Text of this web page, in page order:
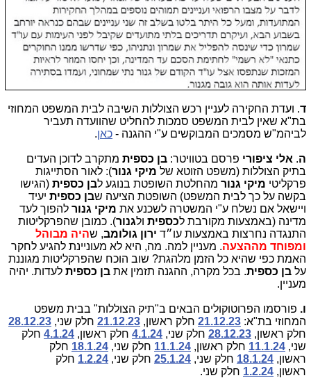
ד. ועדת החקירה לעניין רכש הצוללות השיבה לבית המשפט המחוזי
בת"א שאין לבית המשפט סמכות להחליט שהוועדה תעביר
לביהמ"ש מסמכים המבוקשים ע"י ההגנה - כאן.
ה. אלי ציפורי פרסם בטוויטר: בן כספית מתקרב לדוכן העדים
בתיק הצוללות (משפט הזוטא של מיקי גנור): לאור הסתייגות
פרקליטי מיקי גנור מהחלטת השופטת בנוגע לבן כספית (הגישו
בקשה על כך לבית המשפט) השופטת הציעה שבן כספית יעיד
ויישאל אם נשלח ע"י המשטרה לשכנע את מיקי גנור להפוך לעד
מדינה (באמצעות מקורבת לכספית ולגנור). כמובן שהפרקליטות
התנגדה נחרצות באמצעות עו״ד ירון גולומב, שהיה מבוהל
ומפוחד מההצעה. מעניין למה. מה, היא לא מעוניינת להגיע לחקר
האמת כפי שהיא כל הזמן מלהגת? שוב הוכח שהפרקליטות מגוננת
על בן כספית. בכל מקרה, ההגנה תזמין את בן כספית לעדות. יהיה
מעניין.
ו. פורסמו הפרוטוקולים הבאים ב"תיק הצוללות" בבית משפט
המחוזי בת"א: 21.12.23 חלק ראשון, 21.12.23 חלק שני, 28.12.23
חלק ראשון, 28.12.23 חלק שני, 4.1.24 חלק ראשון, 4.1.24 חלק
שני, 11.1.24 חלק ראשון, 11.1.24 חלק שני, 18.1.24 חלק
ראשון, 18.1.24 חלק שני, 25.1.24 חלק שני, 1.2.24 חלק
ראשון, 1.2.24 חלק שני.